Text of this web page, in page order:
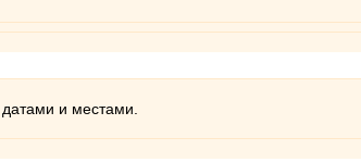
и местами.